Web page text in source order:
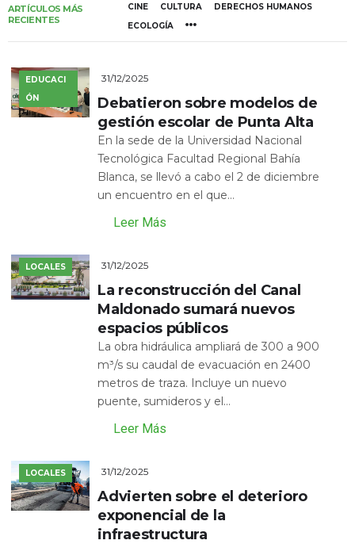
ARTÍCULOS MÁS
RECIENTES
CINE CULTURA
DERECHOS HUMANOS
ECOLOGÍA
EDUCACI
ÓN
31/12/2025
Debatieron sobre modelos de
gestión escolar de Punta Alta
En la sede de la Universidad Nacional
Tecnológica Facultad Regional Bahía
Blanca, se llevó a cabo el 2 de diciembre
un encuentro en el que...
Leer Más
LOCALES 31/12/2025
La reconstrucción del Canal
Maldonado sumará nuevos
espacios públicos
La obra hidráulica ampliará de 300 a 900
m³/s su caudal de evacuación en 2400
metros de traza. Incluye un nuevo
puente, sumideros y el...
Leer Más
LOCALES 31/12/2025
Advierten sobre el deterioro
exponencial de la
infraestructura